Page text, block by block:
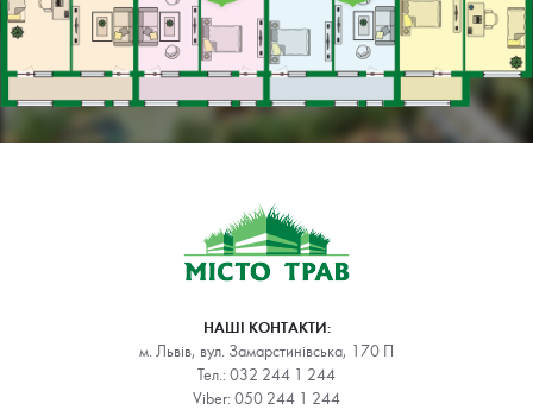
НАШІ КОНТАКТИ:
м. Львів, вул. Замарстинівська, 170 П
Тел.: 032 244 1 244
Viber: 050 244 1 244